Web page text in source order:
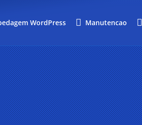
WordPress Manutencao